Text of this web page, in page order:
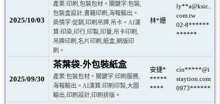
2025/10/03
產業:印刷,包裝包材。關鍵字:包裝,
包裝盒設計,書籍印刷,海報輸出。
商情字:促銷,印刷吊牌,吊卡。AI演
算:印染,印行,印製,印量,吊卡印刷,
吊牌印刷,名片印刷,紙盒,網版印
刷。
林*姗
ly**a@ksic.
com.tw
02-8******
******
2025/09/30
茶葉袋-外包裝紙盒
產業:包裝包材。關鍵字:印刷服務,
海報輸出。AI演算:印刷印製,大圖
輸出,印刷設計,印刷排版。
安捷*
*****
****
cin*****@i
staytion.com
0973******